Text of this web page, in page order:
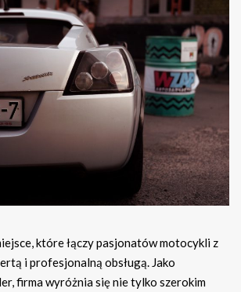
które łączy pasjonatów motocykli z
i profesjonalną obsługą. Jako
firma wyróżnia się nie tylko szerokim